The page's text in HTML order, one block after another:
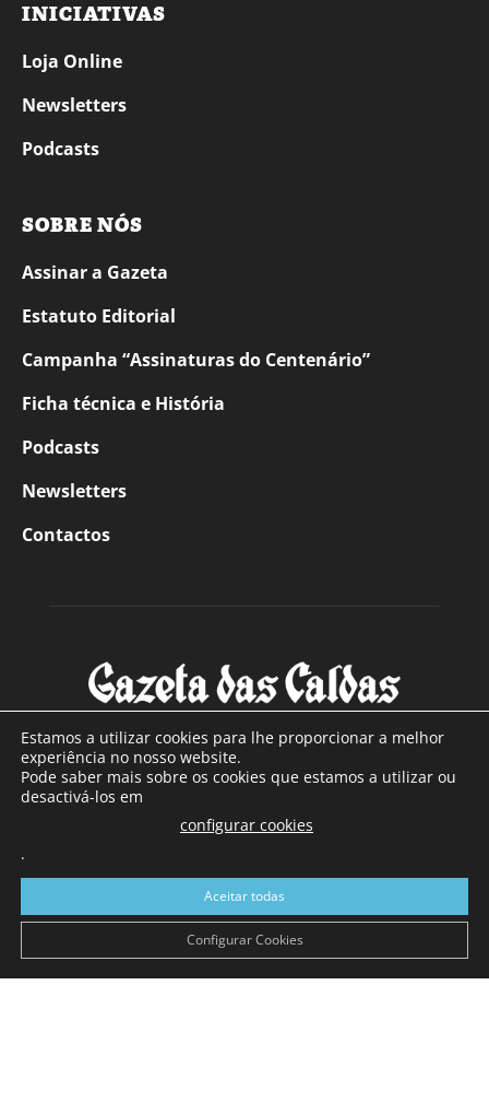
INICIATIVAS
Loja Online
Newsletters
Podcasts
SOBRE NÓS
Assinar a Gazeta
Estatuto Editorial
Campanha “Assinaturas do Centenário”
Ficha técnica e História
Podcasts
Newsletters
Contactos
SOBRE NÓS
Com sede nas Caldas da Rainha e mais de 90 anos de
a sul de distrito de Leiria, com mais de 40.000 leitores por
toda a região Oeste. Jornal com distribuição em Portugal
Continental e assinatura online.
Estamos a utilizar cookies para lhe proporcionar a melhor
experiência no nosso website.
Pode saber mais sobre os cookies que estamos a utilizar ou
desactivá-los em
configurar cookies
.
Aceitar todas
Configurar Cookies